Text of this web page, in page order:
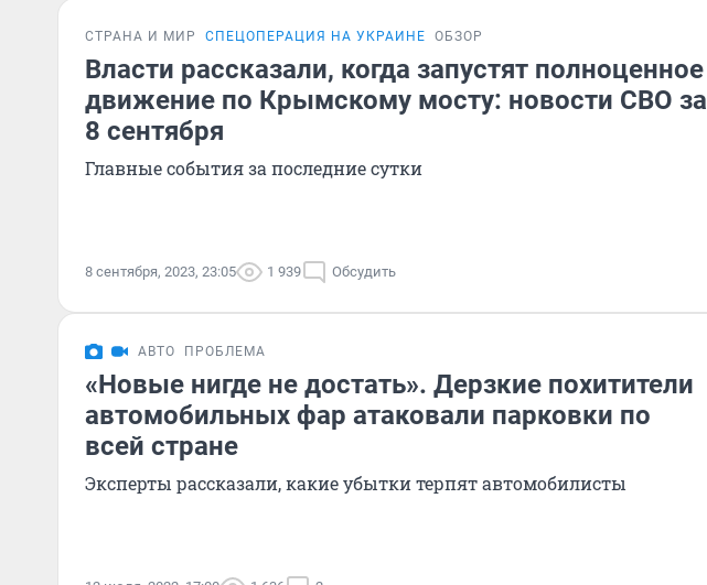
СТРАНА И МИР СПЕЦОПЕРАЦИЯ НА УКРАИНЕ ОБЗОР
Власти рассказали, когда запустят полноценное
движение по Крымскому мосту: новости СВО за
8 сентября
Главные события за последние сутки
8 сентября, 2023, 23:05 1 939 Обсудить
АВТО ПРОБЛЕМА
«Новые нигде не достать». Дерзкие похитители
автомобильных фар атаковали парковки по
всей стране
Эксперты рассказали, какие убытки терпят автомобилисты